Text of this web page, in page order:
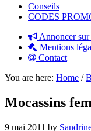
Conseils
CODES
Annoncer sur
Mentions
Contact
You are here: Home /
Mocassins
9 mai 2011 by